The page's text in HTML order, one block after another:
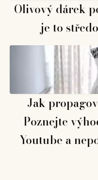
Olivový dárek
je to
Jak
Poznejte
Youtube a